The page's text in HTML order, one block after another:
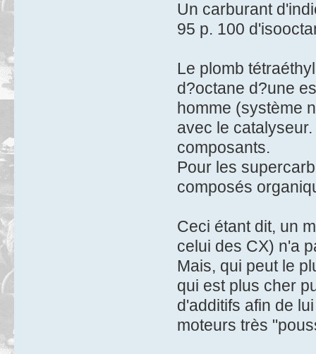
Un carburant
95 p. 100
Le plomb
d?octane d?une
homme (système
avec le
composants.
Pour les
composés
Ceci étant dit, un
celui des CX) n'a
Mais, qui peut le
qui est plus cher
d'additifs afin de
moteurs très